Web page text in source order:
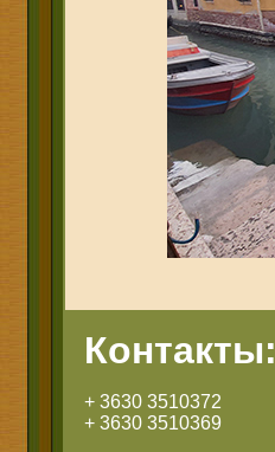
Контакты:
+ 3630 3510372
+ 3630 3510369